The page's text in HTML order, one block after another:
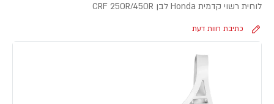
לוחית רשוי קדמית Honda לבן CRF 250R/450R
כתיבת חוות דעת